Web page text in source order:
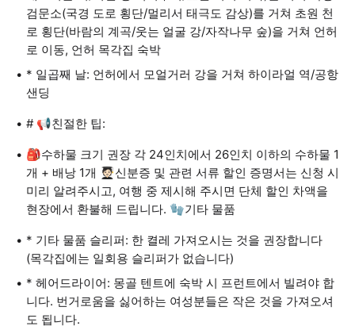
검문소(국경 도로 횡단/멀리서 태극도 감상)를 거쳐 초원 천
로 횡단(바람의 계곡/웃는 얼굴 강/자작나무 숲)을 거쳐 언허
로 이동, 언허 목각집 숙박
* 일곱째 날: 언허에서 모얼거러 강을 거쳐 하이라얼 역/공항
샌딩
# 📢친절한 팁:
🎒수하물 크기 권장 각 24인치에서 26인치 이하의 수하물 1
개 + 배낭 1개 🧑🏻‍🎓신분증 및 관련 서류 할인 증명서는 신청 시
미리 알려주시고, 여행 중 제시해 주시면 단체 할인 차액을
현장에서 환불해 드립니다. 🧤기타 물품
* 기타 물품 슬리퍼: 한 켤레 가져오시는 것을 권장합니다
(목각집에는 일회용 슬리퍼가 없습니다)
* 헤어드라이어: 몽골 텐트에 숙박 시 프런트에서 빌려야 합
니다. 번거로움을 싫어하는 여성분들은 작은 것을 가져오셔
도 됩니다.